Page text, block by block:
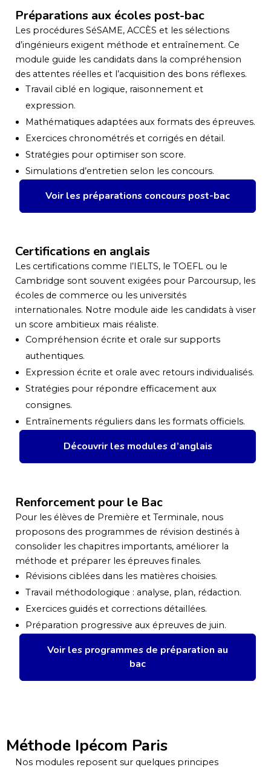
Préparations aux écoles post-bac
Les procédures SéSAME, ACCÈS et les sélections
d’ingénieurs exigent méthode et entraînement. Ce
module guide les candidats dans la compréhension
des attentes réelles et l’acquisition des bons réflexes.
Travail ciblé en logique, raisonnement et
expression.
Mathématiques adaptées aux formats des épreuves.
Exercices chronométrés et corrigés en détail.
Stratégies pour optimiser son score.
Simulations d’entretien selon les concours.
Voir les préparations concours post-bac
Certifications en anglais
Les certifications comme l’IELTS, le TOEFL ou le
Cambridge sont souvent exigées pour Parcoursup, les
écoles de commerce ou les universités
internationales. Notre module aide les candidats à viser
un score ambitieux mais réaliste.
Compréhension écrite et orale sur supports
authentiques.
Expression écrite et orale avec retours individualisés.
Stratégies pour répondre efficacement aux
consignes.
Entraînements réguliers dans les formats officiels.
Découvrir les modules d’anglais
Renforcement pour le Bac
Pour les élèves de Première et Terminale, nous
proposons des programmes de révision destinés à
consolider les chapitres importants, améliorer la
méthode et préparer les épreuves finales.
Révisions ciblées dans les matières choisies.
Travail méthodologique : analyse, plan, rédaction.
Exercices guidés et corrections détaillées.
Préparation progressive aux épreuves de juin.
Voir les programmes de préparation au
bac
Méthode Ipécom Paris
Nos modules reposent sur quelques principes